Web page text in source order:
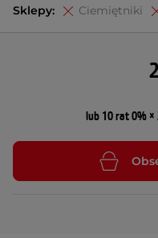
Sklepy: Ciemiętniki
lub 10 rat 0% ×